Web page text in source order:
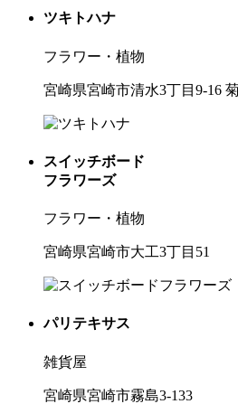
ツキトハナ
フラワー・植物
宮崎県宮崎市清水3丁目9-16
スイッチボード
フラワーズ
フラワー・植物
宮崎県宮崎市大工3丁目51
パリテキサス
雑貨屋
宮崎県宮崎市霧島3-133